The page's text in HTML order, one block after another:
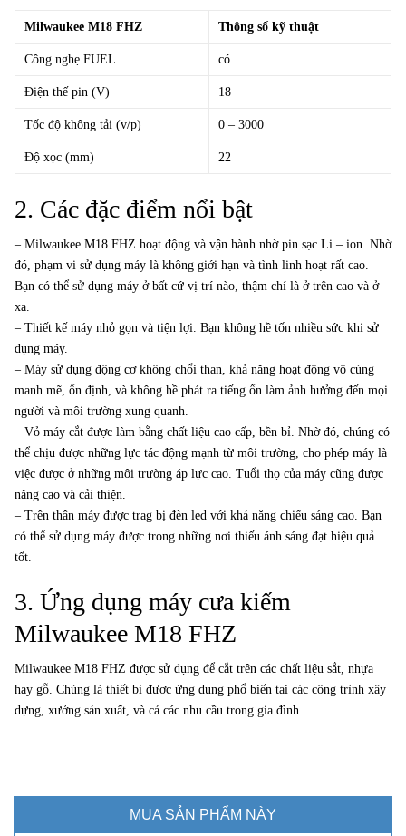
Milwaukee M18 FHZ Thông số kỹ thuật
Công nghẹ FUEL có
Điện thế pin (V) 18
Tốc độ không tải (v/p) 0 – 3000
Độ xọc (mm) 22
2. Các đặc điểm nổi bật
– Milwaukee M18 FHZ hoạt động và vận hành nhờ pin sạc Li – ion. Nhờ
đó, phạm vi sử dụng máy là không giới hạn và tình linh hoạt rất cao.
Bạn có thể sử dụng máy ở bất cứ vị trí nào, thậm chí là ở trên cao và ở
xa.
– Thiết kế máy nhỏ gọn và tiện lợi. Bạn không hề tốn nhiều sức khi sử
dụng máy.
– Máy sử dụng động cơ không chổi than, khả năng hoạt động vô cùng
manh mẽ, ổn định, và không hề phát ra tiếng ổn làm ảnh hưởng đến mọi
người và môi trường xung quanh.
– Vỏ máy cắt được làm bằng chất liệu cao cấp, bền bỉ. Nhờ đó, chúng có
thể chịu được những lực tác động mạnh từ môi trường, cho phép máy là
việc được ở những môi trường áp lực cao. Tuổi thọ của máy cũng được
nâng cao và cải thiện.
– Trên thân máy được trag bị đèn led với khả năng chiếu sáng cao. Bạn
có thể sử dụng máy được trong những nơi thiếu ánh sáng đạt hiệu quả
tốt.
3. Ứng dụng máy cưa kiếm
Milwaukee M18 FHZ
Milwaukee M18 FHZ được sử dụng để cắt trên các chất liệu sắt, nhựa
hay gỗ. Chúng là thiết bị được ứng dụng phổ biến tại các công trình xây
dựng, xưởng sản xuất, và cả các nhu cầu trong gia đình.
MUA SẢN PHẨM NÀY